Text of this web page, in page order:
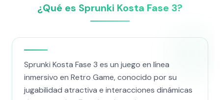
¿Qué es Sprunki Kosta Fase 3?
Sprunki Kosta Fase 3 es un juego en línea
inmersivo en Retro Game, conocido por su
jugabilidad atractiva e interacciones dinámicas